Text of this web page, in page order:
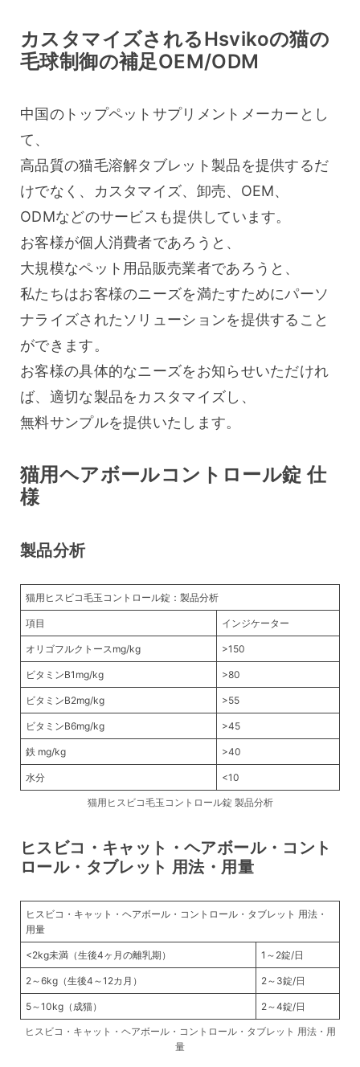
カスタマイズされるHsvikoの猫の
毛球制御の補足OEM/ODM
中国のトップペットサプリメントメーカーとし
て、
高品質の猫毛溶解タブレット製品を提供するだ
けでなく、カスタマイズ、卸売、OEM、
ODMなどのサービスも提供しています。
お客様が個人消費者であろうと、
大規模なペット用品販売業者であろうと、
私たちはお客様のニーズを満たすためにパーソ
ナライズされたソリューションを提供すること
ができます。
お客様の具体的なニーズをお知らせいただけれ
ば、適切な製品をカスタマイズし、
無料サンプルを提供いたします。
猫用ヘアボールコントロール錠 仕
様
製品分析
猫用ヒスビコ毛玉コントロール錠：製品分析
項目 インジケーター
オリゴフルクトースmg/kg >150
ビタミンB1mg/kg >80
ビタミンB2mg/kg >55
ビタミンB6mg/kg >45
鉄 mg/kg >40
水分 <10
猫用ヒスビコ毛玉コントロール錠 製品分析
ヒスビコ・キャット・ヘアボール・コント
ロール・タブレット 用法・用量
ヒスビコ・キャット・ヘアボール・コントロール・タブレット 用法・
用量
<2kg未満（生後4ヶ月の離乳期） 1～2錠/日
2～6kg（生後4～12カ月） 2～3錠/日
5～10kg（成猫） 2～4錠/日
ヒスビコ・キャット・ヘアボール・コントロール・タブレット 用法・用
量